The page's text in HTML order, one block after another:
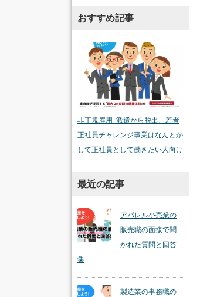
おすすめ記事
非正規雇用･派遣から脱出、若者
正社員チャレンジ事業はなんとか
して正社員として働きたい人向け
最近の記事
アパレル小売業の
販売職の面接で聞
かれた質問と回答
集
製造業の事務職の